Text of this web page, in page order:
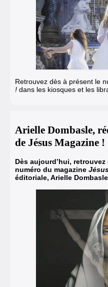
Retrouvez dès à présent le
! dans les kiosques et les
Arielle Dombasle,
de Jésus Magazine !
Dès aujourd’hui,
numéro du magazine
éditoriale, Arielle